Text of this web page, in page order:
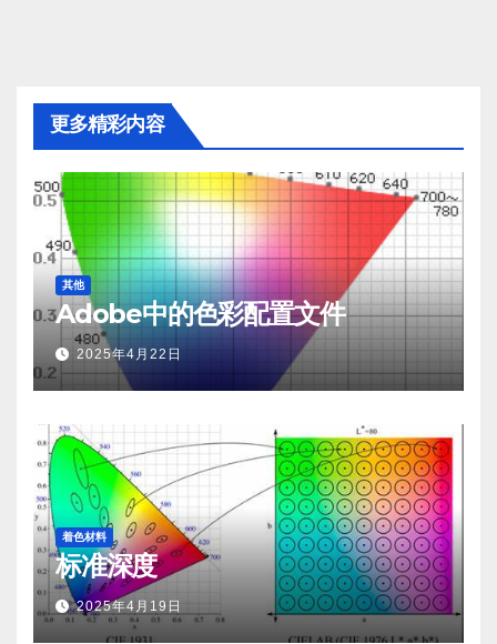
更多精彩内容
其他
Adobe中的色彩配置文件
2025年4月22日
着色材料
标准深度
2025年4月19日